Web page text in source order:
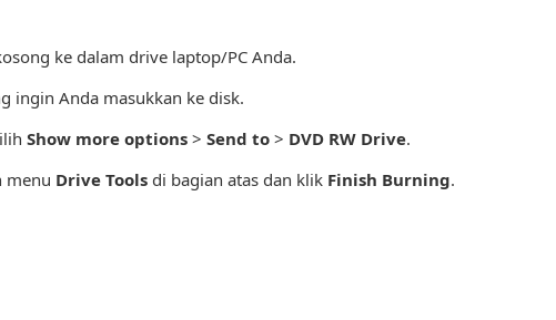
ke dalam drive laptop/PC Anda.
ingin Anda masukkan ke disk.
Show more options> Send to> DVD RW Drive.
menu Drive Toolsdi bagian atas dan klik Finish Burning.